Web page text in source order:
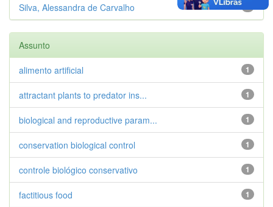
Silva, Alessandra de Carvalho
Assunto
1
alimento artificial
1
attractant plants to predator ins...
1
biological and reproductive param...
1
conservation biological control
1
controle biológico conservativo
1
factitious food